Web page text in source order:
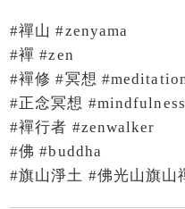
#禪山 #zenyama
#襌 #zen
#襌修 #冥想
#正念冥想
#襌行者 #zenwalker
#佛 #buddha
#旗山淨土 #佛光山旗山